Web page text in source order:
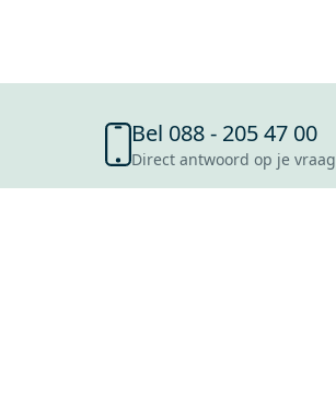
Bel 088 - 205 47 00
Direct antwoord op je vraag